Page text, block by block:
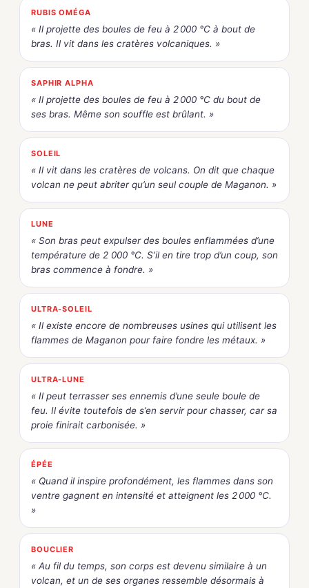
RUBIS OMÉGA
« Il projette des boules de feu à 2 000 °C à bout de
bras. Il vit dans les cratères volcaniques. »
SAPHIR ALPHA
« Il projette des boules de feu à 2 000 °C du bout de
ses bras. Même son souffle est brûlant. »
SOLEIL
« Il vit dans les cratères de volcans. On dit que chaque
volcan ne peut abriter qu’un seul couple de Maganon. »
LUNE
« Son bras peut expulser des boules enflammées d’une
température de 2 000 °C. S’il en tire trop d’un coup, son
bras commence à fondre. »
ULTRA-SOLEIL
« Il existe encore de nombreuses usines qui utilisent les
flammes de Maganon pour faire fondre les métaux. »
ULTRA-LUNE
« Il peut terrasser ses ennemis d’une seule boule de
feu. Il évite toutefois de s’en servir pour chasser, car sa
proie finirait carbonisée. »
ÉPÉE
« Quand il inspire profondément, les flammes dans son
ventre gagnent en intensité et atteignent les 2 000 °C.
»
BOUCLIER
« Au fil du temps, son corps est devenu similaire à un
volcan, et un de ses organes ressemble désormais à